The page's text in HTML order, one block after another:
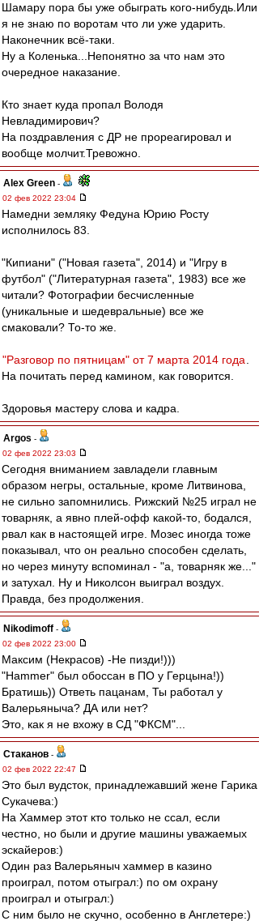
Шамару пора бы уже обыграть кого-нибудь.Или
я не знаю по воротам что ли уже ударить.
Наконечник всё-таки.
Ну а Коленька...Непонятно за что нам это
очередное наказание.
Кто знает куда пропал Володя
Невладимирович?
На поздравления с ДР не прореагировал и
вообще молчит.Тревожно.
Alex Green -
02 фев 2022 23:04
Намедни земляку Федуна Юрию Росту
исполнилось 83.
"Кипиани" ("Новая газета", 2014) и "Игру в
футбол" ("Литературная газета", 1983) все же
читали? Фотографии бесчисленные
(уникальные и шедевральные) все же
смаковали? То-то же.
"Разговор по пятницам" от 7 марта 2014 года
На почитать перед камином, как говорится.
Здоровья мастеру слова и кадра.
Argos -
02 фев 2022 23:03
Сегодня вниманием завладели главным
образом негры, остальные, кроме Литвинова,
не сильно запомнились. Рижский №25 играл не
товарняк, а явно плей-офф какой-то, бодался,
рвал как в настоящей игре. Мозес иногда тоже
показывал, что он реально способен сделать,
но через минуту вспоминал - "а, товарняк же..."
и затухал. Ну и Николсон выиграл воздух.
Правда, без продолжения.
Nikodimoff -
02 фев 2022 23:00
Максим (Некрасов) -Не пизди!)))
"Hammer" был обоссан в ПО у Герцына!))
Братишь)) Ответь пацанам, Ты работал у
Валерьяныча? ДА или нет?
Это, как я не вхожу в СД "ФКСМ"...
Cтаканов -
02 фев 2022 22:47
Это был вудсток, принадлежавший жене Гарика
Сукачева:)
На Хаммер этот кто только не ссал, если
честно, но были и другие машины уважаемых
эскайеров:)
Один раз Валерьяныч хаммер в казино
проиграл, потом отыграл:) по ом охрану
проиграл и отыграл:)
С ним было не скучно, особенно в Англетере:)